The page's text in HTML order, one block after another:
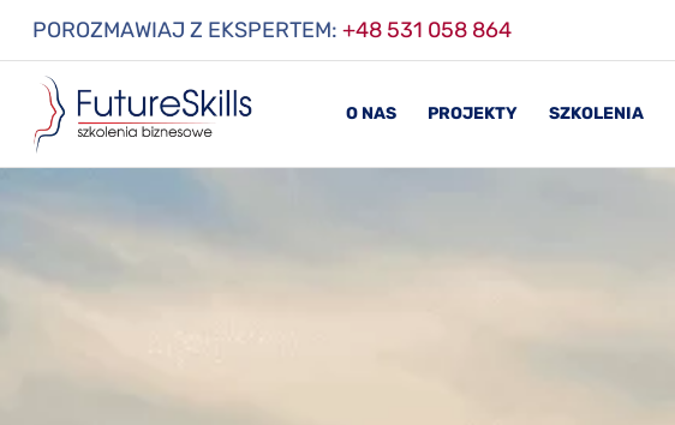
POROZMAWIAJ Z EKSPERTEM: +48 531 058 864
O NAS PROJEKTY SZKOLENIA